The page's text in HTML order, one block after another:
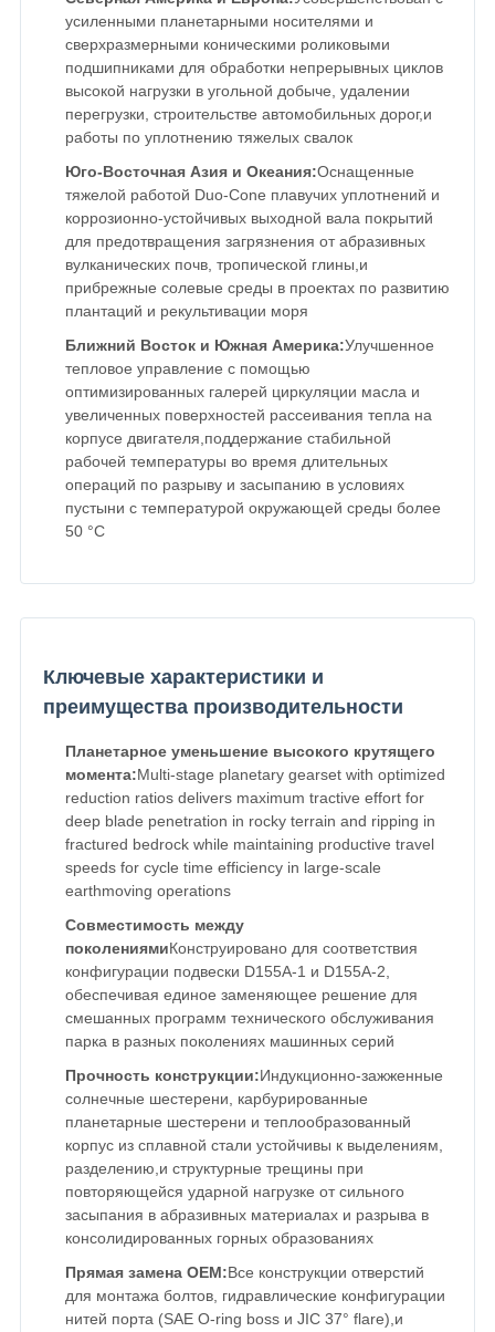
усиленными планетарными носителями и
сверхразмерными коническими роликовыми
подшипниками для обработки непрерывных циклов
высокой нагрузки в угольной добыче, удалении
перегрузки, строительстве автомобильных дорог,и
работы по уплотнению тяжелых свалок
Юго-Восточная Азия и Океания:Оснащенные
тяжелой работой Duo-Cone плавучих уплотнений и
коррозионно-устойчивых выходной вала покрытий
для предотвращения загрязнения от абразивных
вулканических почв, тропической глины,и
прибрежные солевые среды в проектах по развитию
плантаций и рекультивации моря
Ближний Восток и Южная Америка:Улучшенное
тепловое управление с помощью
оптимизированных галерей циркуляции масла и
увеличенных поверхностей рассеивания тепла на
корпусе двигателя,поддержание стабильной
рабочей температуры во время длительных
операций по разрыву и засыпанию в условиях
пустыни с температурой окружающей среды более
50 °C
Ключевые характеристики и
преимущества производительности
Планетарное уменьшение высокого крутящего
момента:Multi-stage planetary gearset with optimized
reduction ratios delivers maximum tractive effort for
deep blade penetration in rocky terrain and ripping in
fractured bedrock while maintaining productive travel
speeds for cycle time efficiency in large-scale
earthmoving operations
Совместимость между
поколениямиКонструировано для соответствия
конфигурации подвески D155A-1 и D155A-2,
обеспечивая единое заменяющее решение для
смешанных программ технического обслуживания
парка в разных поколениях машинных серий
Прочность конструкции:Индукционно-зажженные
солнечные шестерени, карбурированные
планетарные шестерени и теплообразованный
корпус из сплавной стали устойчивы к выделениям,
разделению,и структурные трещины при
повторяющейся ударной нагрузке от сильного
засыпания в абразивных материалах и разрыва в
консолидированных горных образованиях
Прямая замена OEM:Все конструкции отверстий
для монтажа болтов, гидравлические конфигурации
нитей порта (SAE O-ring boss и JIC 37° flare),и